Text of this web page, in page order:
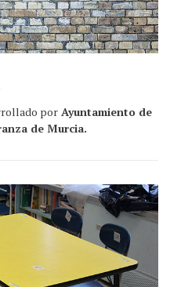
por Ayuntamiento de
de Murcia.